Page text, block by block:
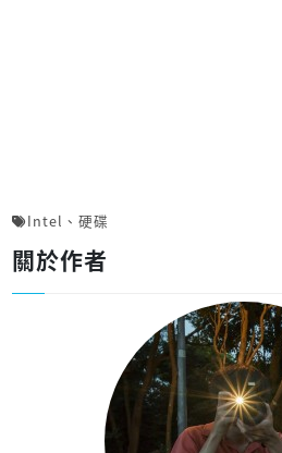
Intel 、 硬碟
關於作者